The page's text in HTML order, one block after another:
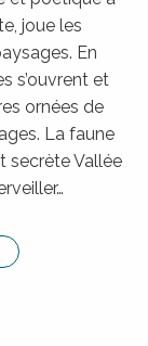
joue les
En
s’ouvrent et
ornées de
La faune
secrète Vallée